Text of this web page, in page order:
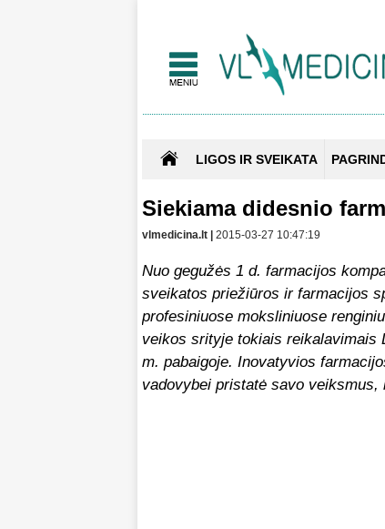
LIGOS IR SVEIKATA
Siekiama didesnio
vlmedicina.lt | 2015-03-27 10:47:19
Nuo gegužės 1 d. farmacijos
sveikatos priežiūros ir farmacijos
profesiniuose moksliniuose
veikos srityje tokiais reikalavimais
m. pabaigoje. Inovatyvios
vadovybei pristatė savo